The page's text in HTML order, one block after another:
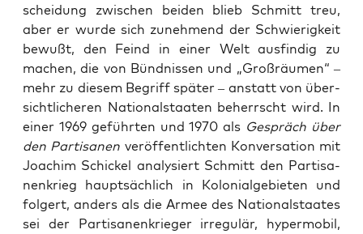
schei­dung zwi­schen bei­den blieb Schmitt treu,
aber er wur­de sich zuneh­mend der Schwie­rig­keit
bewußt, den Feind in einer Welt aus­fin­dig zu
machen, die von Bünd­nis­sen und „Groß­räu­men“ –
mehr zu die­sem Begriff spä­ter – anstatt von über­
sicht­li­che­ren Natio­nal­staa­ten beherrscht wird. In
einer 1969 geführ­ten und 1970 als Gespräch über
den Par­ti­sa­nen ver­öf­fent­lich­ten Kon­ver­sa­ti­on mit
Joa­chim Schi­ckel ana­ly­siert Schmitt den Par­ti­sa­
nen­krieg haupt­säch­lich in Kolo­ni­al­ge­bie­ten und
fol­gert, anders als die Armee des Natio­nal­staa­tes
sei der Par­ti­sa­nen­krie­ger irre­gu­lär, hyper­mo­bil,